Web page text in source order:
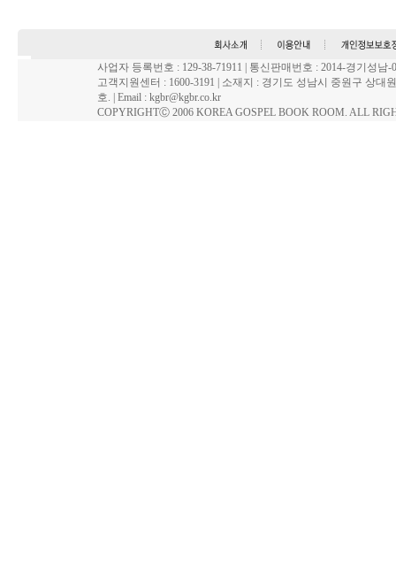
사업자 등록번호 : 129-38-71911 | 통신판매번호 : 2014-경기성남
고객지원센터 : 1600-3191 | 소재지 : 경기도 성남시 중원구 상대
호. | Email : kgbr@kgbr.co.kr
COPYRIGHTⒸ 2006 KOREA GOSPEL BOOK ROOM. ALL